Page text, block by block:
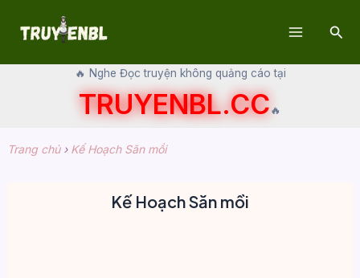
🔥 Nghe Đọc truyện không quảng cáo tại
TRUYENBL.CC🔥
Trang chủ› Kế Hoạch Săn mồi
Kế Hoạch Săn mồi